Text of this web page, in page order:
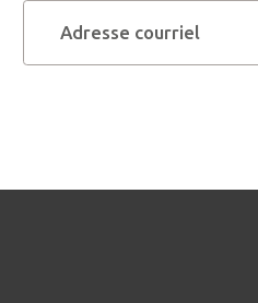
en loisir
Jean
enjeux et
Le
Québec
de comté
Maria-
Fjord-